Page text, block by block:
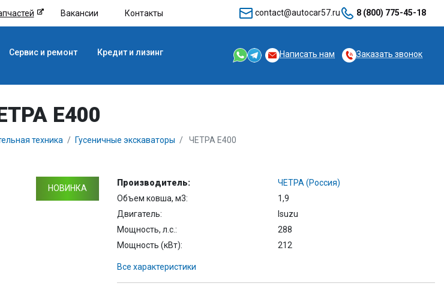
Вакансии Контакты contact@autocar57.ru 8 (800) 775-45-18
Сервис и ремонт Кредит и лизинг Написать нам Заказать звонок
Е400
техника Гусеничные экскаваторы ЧЕТРА Е400
НОВИНКА
Производитель:
ЧЕТРА (Россия)
Объем ковша, м3:
1,9
Двигатель:
Isuzu
Мощность, л.с.:
288
Мощность (кВт):
212
Все характеристики